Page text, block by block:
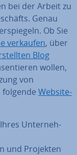
bei der Arbeit zu
Genau
Ob Sie
verkaufen, über
Blog
wollen,
von
folgende Website-
Un­ter­neh­
und Projekten